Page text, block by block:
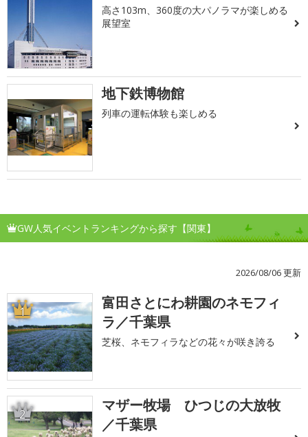
高さ103m、360度の大パノラマが楽しめる
展望室
地下鉄博物館
列車の運転体験も楽しめる
GW人気イベントランキングから探す【関東】
2026/08/06 更新
1
富田さとにわ耕園のネモフィ
ラ／千葉県
芝桜、ネモフィラなどの花々が咲き誇る
2
マザー牧場 ひつじの大放牧
／千葉県